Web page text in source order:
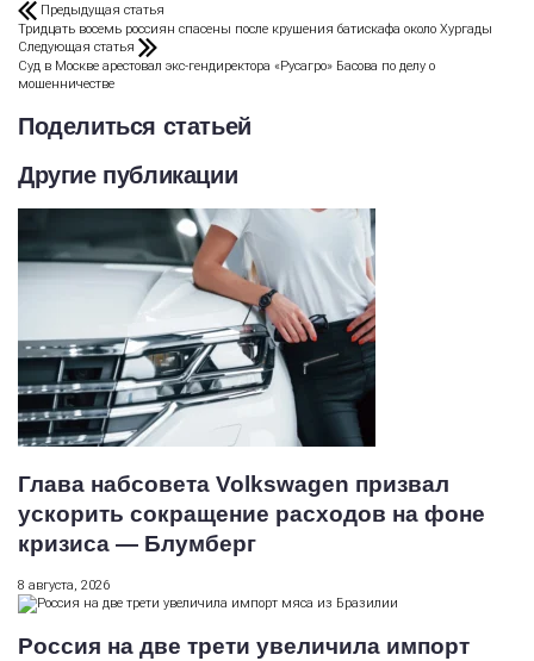
Предыдущая статья
Тридцать восемь россиян спасены после крушения батискафа около Хургады
Следующая статья
Суд в Москве арестовал экс-гендиректора «Русагро» Басова по делу о
мошенничестве
Поделиться статьей
Другие публикации
Глава набсовета Volkswagen призвал
ускорить сокращение расходов на фоне
кризиса — Блумберг
8 августа, 2026
Россия на две трети увеличила импорт